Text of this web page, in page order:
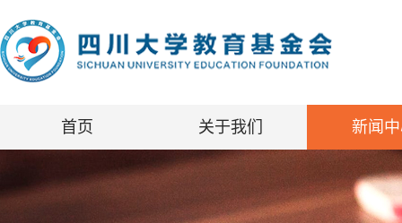
首页 关于我们 新闻